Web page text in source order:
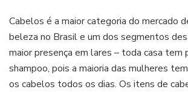
Cabelos é a maior categoria do mercado
beleza no Brasil e um dos segmentos
maior presença em lares – toda casa tem
shampoo, pois a maioria das mulheres
os cabelos todos os dias. Os itens de